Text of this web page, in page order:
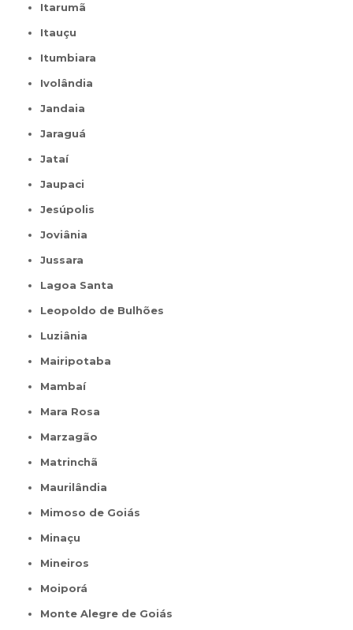
Itarumã
Itauçu
Itumbiara
Ivolândia
Jandaia
Jaraguá
Jataí
Jaupaci
Jesúpolis
Joviânia
Jussara
Lagoa Santa
Leopoldo de Bulhões
Luziânia
Mairipotaba
Mambaí
Mara Rosa
Marzagão
Matrinchã
Maurilândia
Mimoso de Goiás
Minaçu
Mineiros
Moiporá
Monte Alegre de Goiás